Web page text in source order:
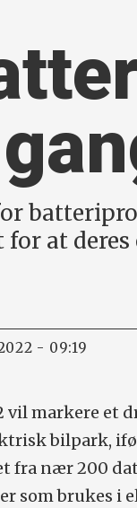
at
2022 - 09:19
vil markere et
bilpark,
fra nær 200
som brukes i